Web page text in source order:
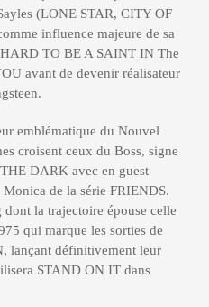
(LONE STAR, CITY OF
influence majeure de sa
TO BE A SAINT IN The
avant de devenir réalisateur
emblématique du Nouvel
croisent ceux du Boss, signe
DARK avec en guest
de la série FRIENDS.
dont la trajectoire épouse celle
qui marque les sorties de
lançant définitivement leur
STAND ON IT dans